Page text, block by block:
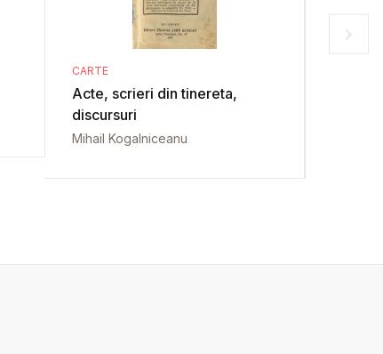
CARTE
Acte, scrieri din tinereta,
discursuri
Mihail Kogalniceanu